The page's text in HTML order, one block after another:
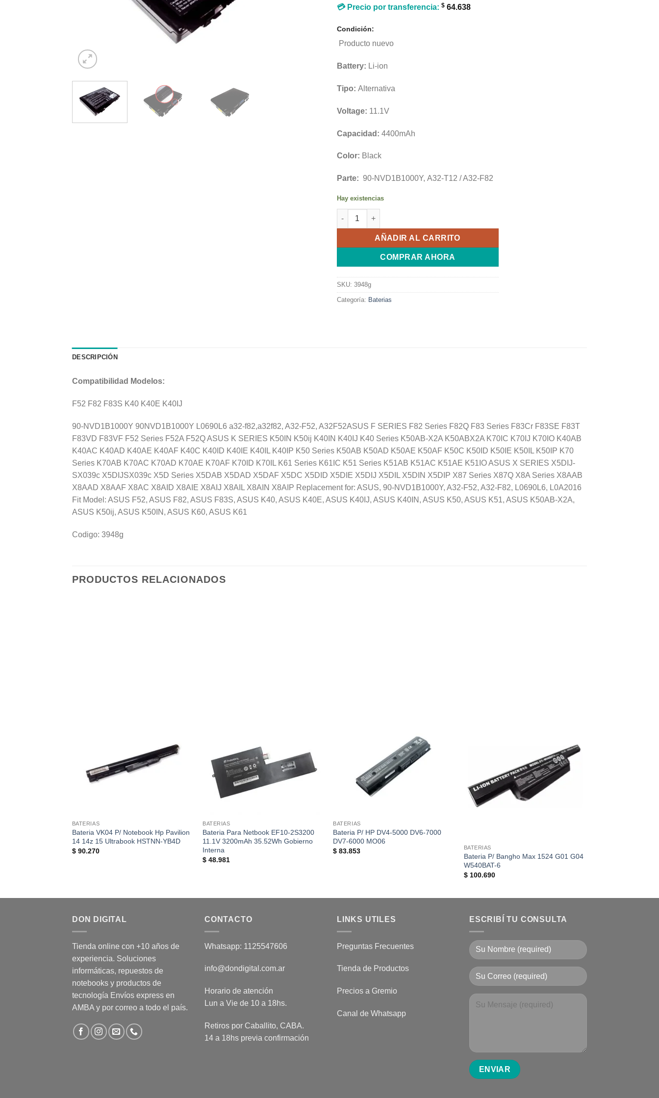
💳 Precio por transferencia: $ 64.638
Condición:
Producto nuevo
Battery: Li-ion
Tipo: Alternativa
Voltage: 11.1V
Capacidad: 4400mAh
Color: Black
Parte: 90-NVD1B1000Y, A32-T12 / A32-F82
Hay existencias
Bateria P/ Asus X50c K50ij A32-F82 K40 K40ij K50 K50ab K50i K50in K61ic A32-F52 cantidad
AÑADIR AL CARRITO
COMPRAR AHORA
SKU: 3948g
Categoría: Baterias
DESCRIPCIÓN
Compatibilidad Modelos:
F52 F82 F83S K40 K40E K40IJ
90-NVD1B1000Y 90NVD1B1000Y L0690L6 a32-f82,a32f82, A32-F52, A32F52ASUS F SERIES F82 Series F82Q F83 Series F83Cr F83SE F83T
F83VD F83VF F52 Series F52A F52Q ASUS K SERIES K50IN K50ij K40IN K40IJ K40 Series K50AB-X2A K50ABX2A K70IC K70IJ K70IO K40AB
K40AC K40AD K40AE K40AF K40C K40ID K40IE K40IL K40IP K50 Series K50AB K50AD K50AE K50AF K50C K50ID K50IE K50IL K50IP K70
Series K70AB K70AC K70AD K70AE K70AF K70ID K70IL K61 Series K61IC K51 Series K51AB K51AC K51AE K51IO ASUS X SERIES X5DIJ-
SX039c X5DIJSX039c X5D Series X5DAB X5DAD X5DAF X5DC X5DID X5DIE X5DIJ X5DIL X5DIN X5DIP X87 Series X87Q X8A Series X8AAB
X8AAD X8AAF X8AC X8AID X8AIE X8AIJ X8AIL X8AIN X8AIP Replacement for: ASUS, 90-NVD1B1000Y, A32-F52, A32-F82, L0690L6, L0A2016
Fit Model: ASUS F52, ASUS F82, ASUS F83S, ASUS K40, ASUS K40E, ASUS K40IJ, ASUS K40IN, ASUS K50, ASUS K51, ASUS K50AB-X2A,
ASUS K50ij, ASUS K50IN, ASUS K60, ASUS K61
Codigo: 3948g
PRODUCTOS RELACIONADOS
BATERIAS
Bateria VK04 P/ Notebook Hp Pavilion
14 14z 15 Ultrabook HSTNN-YB4D
$90.270
BATERIAS
Bateria Para Netbook EF10-2S3200
11.1V 3200mAh 35.52Wh Gobierno
Interna
$ 48.981
BATERIAS
Bateria P/ HP DV4-5000 DV6-7000
DV7-6000 MO06
$ 83.853 BATERIAS
Bateria P/ Bangho Max 1524 G01 G04
W540BAT-6
$100.690
DON DIGITAL
Tienda online con +10 años de
experiencia. Soluciones
informáticas, repuestos de
notebooks y productos de
tecnología Envíos express en
AMBA y por correo a todo el país.
CONTACTO
Whatsapp: 1125547606
info@dondigital.com.ar
Horario de atención
Lun a Vie de 10 a 18hs.
Retiros por Caballito, CABA.
14 a 18hs previa confirmación
LINKS UTILES
Preguntas Frecuentes
Tienda de Productos
Precios a Gremio
Canal de Whatsapp
ESCRIBÍ TU CONSULTA